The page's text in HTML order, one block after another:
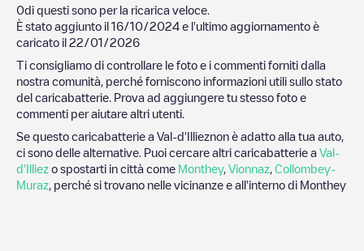
0di questi sono per la ricarica veloce.
È stato aggiunto il 16/10/2024 e l'ultimo aggiornamento è
caricato il 22/01/2026
Ti consigliamo di controllare le foto e i commenti forniti dalla
nostra comunità, perché forniscono informazioni utili sullo stato
del caricabatterie. Prova ad aggiungere tu stesso foto e
commenti per aiutare altri utenti.
Se questo caricabatterie a Val-d'Illieznon è adatto alla tua auto,
ci sono delle alternative. Puoi cercare altri caricabatterie a Val-
d'Illiez o spostarti in città come Monthey, Vionnaz Collombey-
Muraz , perché si trovano nelle vicinanze e all'interno di Monthey